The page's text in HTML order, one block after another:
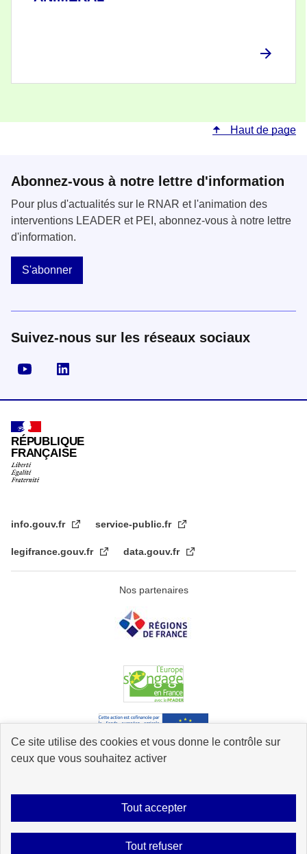
Ce site utilise des cookies et vous donne le contrôle sur
ceux que vous souhaitez activer
Tout accepter
Tout refuser
Haut de page
Abonnez-vous à notre lettre d'information
Pour plus d'actualités sur le RNAR et l'animation des
interventions LEADER et PEI, abonnez-vous à notre lettre
d'information.
S'abonner
Suivez-nous sur les réseaux sociaux
Visiter la page YouTube
RÉPUBLIQUE
FRANÇAISE
info.gouv.fr service-public.fr
legifrance.gouv.fr data.gouv.fr
Nos partenaires
Accessibilité : partiellement conforme Mentions légales
personnelles Plan du site Contact Glossaire